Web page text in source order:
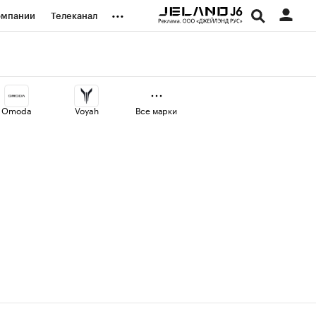
Телеканал ...
Omoda Voyah Все марки